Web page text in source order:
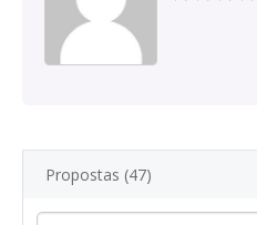
Propostas (47)